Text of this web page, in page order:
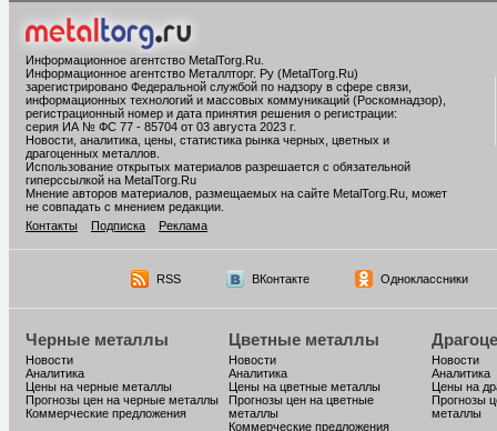
Информационное агентство MetalTorg.Ru
Информационное агентство Металлторг. Ру (MetalTorg.Ru)
зарегистрировано Федеральной службой по надзору в сфере связи,
информационных технологий и массовых коммуникаций (Роскомнадзор),
регистрационный номер и дата принятия решения о регистрации:
серия ИА № ФС 77 - 85704 от 03 августа 2023 г.
Новости, аналитика, цены, статистика рынка черных, цветных и
драгоценных металлов.
Использование открытых материалов разрешается с обязательной
гиперссылкой на MetalTorg.Ru
Мнение авторов материалов, размещаемых на сайте MetalTorg.Ru, может
не совпадать с мнением редакции.
Контакты
Подписка Реклама
RSS ВКонтакте Одноклассники
Черные металлы
Новости
Аналитика
Цены на черные металлы
Прогнозы цен на черные металлы
Коммерческие предложения
Цветные металлы
Новости
Аналитика
Цены на цветные металлы
Прогнозы цен на цветные
металлы
Коммерческие предложения
Новости
Аналитика
Цены на
Прогнозы
металлы